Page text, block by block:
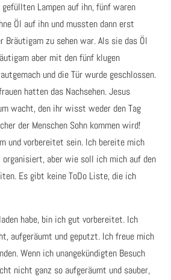
Lampen auf ihn, fünf waren
Öl auf ihn und mussten dann erst
Bräutigam zu sehen war. Als sie das Öl
aber mit den fünf klugen
und die Tür wurde geschlossen.
hatten das Nachsehen. Jesus
wacht, den ihr wisst weder den Tag
der Menschen Sohn kommen wird!
und vorbereitet sein. Ich bereite mich
organisiert, aber wie soll ich mich auf den
Es gibt keine ToDo Liste, die ich
habe, bin ich gut vorbereitet. Ich
aufgeräumt und geputzt. Ich freue mich
Wenn ich unangekündigten Besuch
nicht ganz so aufgeräumt und sauber,